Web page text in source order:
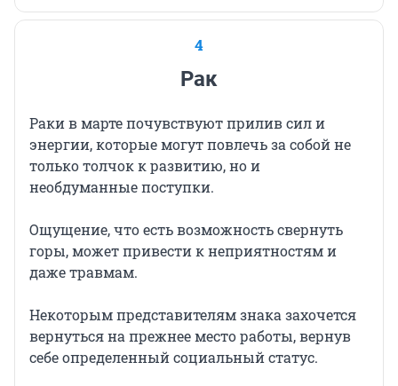
4
Рак
Раки в марте почувствуют прилив сил и
энергии, которые могут повлечь за собой не
только толчок к развитию, но и
необдуманные поступки.
Ощущение, что есть возможность свернуть
горы, может привести к неприятностям и
даже травмам.
Некоторым представителям знака захочется
вернуться на прежнее место работы, вернув
себе определенный социальный статус.